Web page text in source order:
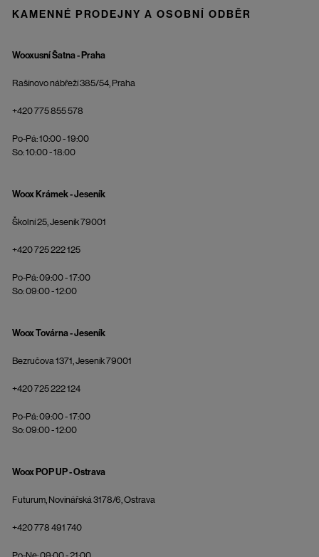
KAMENNÉ PRODEJNY A OSOBNÍ ODBĚR
Wooxusní Šatna - Praha
Rašínovo nábřeží 385/54, Praha
+420 775 855 578
Po-Pá: 10:00 - 19:00
So: 10:00 - 18:00
Woox Krámek - Jeseník
Školní 25, Jeseník 79001
+420 725 222 125
Po-Pá: 09:00 - 17:00
So: 09:00 - 12:00
Woox Továrna - Jeseník
Bezručova 1371, Jeseník 79001
+420 725 222 124
Po-Pá: 09:00 - 17:00
So: 09:00 - 12:00
Woox POP UP - Ostrava
Futurum, Novinářská 3178/6, Ostrava
+420 778 491 740